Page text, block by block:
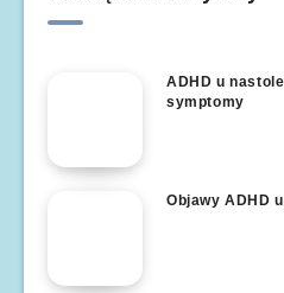
ADHD u
symptomy
Objawy ADHD